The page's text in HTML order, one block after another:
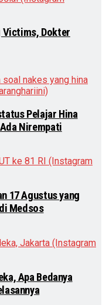
Victims, Dokter
Pelajar Hina
Nirempati
17 Agustus yang
Medsos
Apa Bedanya